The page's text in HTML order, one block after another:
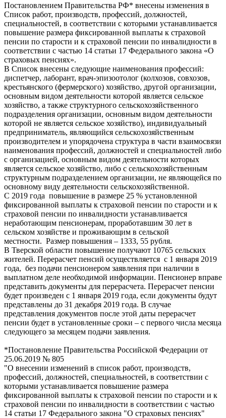
Постановлением Правительства РФ* внесены изменения в
Список работ, производств, профессий, должностей,
специальностей, в соответствии с которыми устанавливается
повышение размера фиксированной выплаты к страховой
пенсии по старости и к страховой пенсии по инвалидности в
соответствии с частью 14 статьи 17 Федерального закона «О
страховых пенсиях».
В Список внесены следующие наименования профессий:
диспетчер, лаборант, врач-эпизоотолог (колхозов, совхозов,
крестьянского (фермерского) хозяйство, другой организации,
основным видом деятельности которой является сельское
хозяйство, а также структурного сельскохозяйственного
подразделения организации, основным видом деятельности
которой не является сельское хозяйство), индивидуальный
предприниматель, являющийся сельскохозяйственным
производителем и упорядочена структура в части взаимосвязи
наименования профессий, должностей и специальностей либо
с организацией, основным видом деятельности которых
является сельское хозяйство, либо с сельскохозяйственным
структурным подразделением организации, не являющейся по
основному виду деятельности сельскохозяйственной.
С 2019 года повышение в размере 25 % установленной
фиксированной выплаты к страховой пенсии по старости и к
страховой пенсии по инвалидности устанавливается
неработающим пенсионерам, проработавшим 30 лет в
сельском хозяйстве и проживающим в сельской
местности. Размер повышения – 1333, 55 рубля.
В Тверской области повышение получают 10765 сельских
жителей. Перерасчет пенсий осуществляется с 1 января 2019
года, без подачи пенсионером заявления при наличии в
выплатном деле необходимой информации. Пенсионер вправе
представить документы для перерасчета. Перерасчет пенсии
будет произведен с 1 января 2019 года, если документы будут
представлены до 31 декабря 2019 года. В случае
представления документов после этой даты перерасчет
пенсии будет в установленные сроки – с первого числа месяца
следующего за месяцем подачи заявления.
*Постановление Правительства Российской Федерации от
25.06.2019 № 805
"О внесении изменений в список работ, производств,
профессий, должностей, специальностей, в соответствии с
которыми устанавливается повышение размера
фиксированной выплаты к страховой пенсии по старости и к
страховой пенсии по инвалидности в соответствии с частью
14 статьи 17 Федерального закона "О страховых пенсиях"